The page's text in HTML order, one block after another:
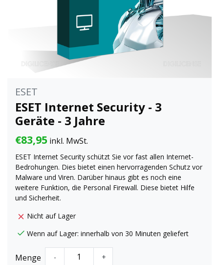
ESET
ESET Internet Security - 3
Geräte - 3 Jahre
€83,95 inkl. MwSt.
ESET Internet Security schützt Sie vor fast allen Internet-
Bedrohungen. Dies bietet einen hervorragenden Schutz vor
Malware und Viren. Darüber hinaus gibt es noch eine
weitere Funktion, die Personal Firewall. Diese bietet Hilfe
und Sicherheit.
Nicht auf Lager
Wenn auf Lager: innerhalb von 30 Minuten geliefert
Menge - +